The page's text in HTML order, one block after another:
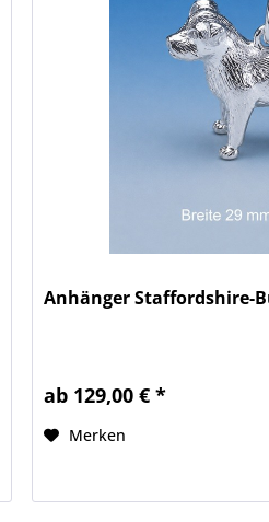
Anhänger Staffordshire-
ab 129,00 € *
Merken